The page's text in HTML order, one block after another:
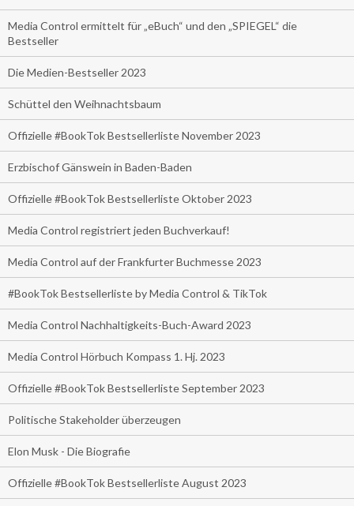
Media Control ermittelt für „eBuch“ und den „SPIEGEL“ die
Bestseller
Die Medien-Bestseller 2023
Schüttel den Weihnachtsbaum
Offizielle #BookTok Bestsellerliste November 2023
Erzbischof Gänswein in Baden-Baden
Offizielle #BookTok Bestsellerliste Oktober 2023
Media Control registriert jeden Buchverkauf!
Media Control auf der Frankfurter Buchmesse 2023
#BookTok Bestsellerliste by Media Control & TikTok
Media Control Nachhaltigkeits-Buch-Award 2023
Media Control Hörbuch Kompass 1. Hj. 2023
Offizielle #BookTok Bestsellerliste September 2023
Politische Stakeholder überzeugen
Elon Musk - Die Biografie
Offizielle #BookTok Bestsellerliste August 2023